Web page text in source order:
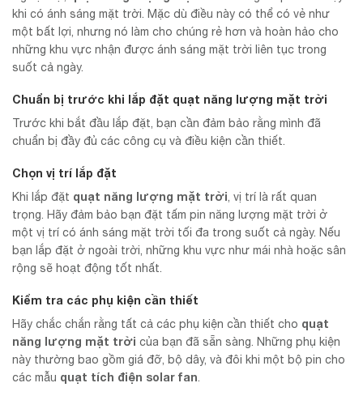
khi có ánh sáng mặt trời. Mặc dù điều này có thể có vẻ như
một bất lợi, nhưng nó làm cho chúng rẻ hơn và hoàn hảo cho
những khu vực nhận được ánh sáng mặt trời liên tục trong
suốt cả ngày.
Chuẩn bị trước khi lắp đặt quạt năng lượng mặt trời
Trước khi bắt đầu lắp đặt, bạn cần đảm bảo rằng mình đã
chuẩn bị đầy đủ các công cụ và điều kiện cần thiết.
Chọn vị trí lắp đặt
Khi lắp đặt quạt năng lượng mặt trời , vị trí là rất quan
trọng. Hãy đảm bảo bạn đặt tấm pin năng lượng mặt trời ở
một vị trí có ánh sáng mặt trời tối đa trong suốt cả ngày. Nếu
bạn lắp đặt ở ngoài trời, những khu vực như mái nhà hoặc sân
rộng sẽ hoạt động tốt nhất.
Kiểm tra các phụ kiện cần thiết
Hãy chắc chắn rằng tất cả các phụ kiện cần thiết cho quạt
năng lượng mặt trời của bạn đã sẵn sàng. Những phụ kiện
này thường bao gồm giá đỡ, bộ dây, và đôi khi một bộ pin cho
các mẫu quạt tích điện solar fan